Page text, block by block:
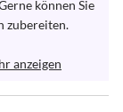
können Sie
zubereiten.
anzeigen